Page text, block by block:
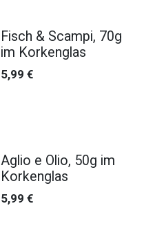
Fisch & Scampi, 70g
im Korkenglas
5,99 €
Aglio e Olio, 50g im
Korkenglas
5,99 €